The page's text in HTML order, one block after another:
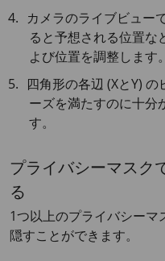
カメラのライブビュー
ると予想される位置な
よび位置を調整します。
四角形の各辺 (XとY)
ーズを満たすのに十分
す。
プライバシーマスク
る
1つ以上のプライバシーマ
隠すことができます。